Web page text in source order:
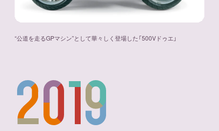
“公道を走るGPマシン”として華々しく登場した「500Vドゥエ」